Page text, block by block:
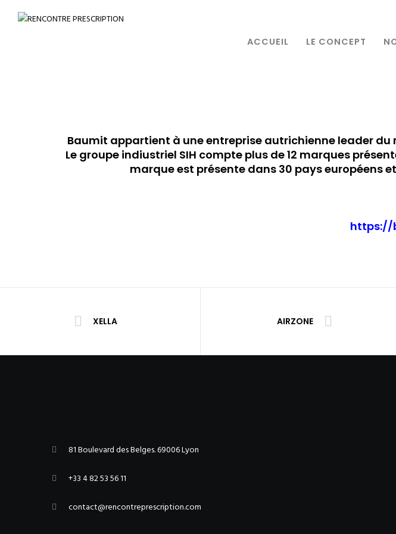
ACCUEIL LE CONCEPT
Baumit appartient à une entreprise autrichienne leader
Le groupe indiustriel SIH compte plus de 12 marques
marque est présente dans 30 pays européens
https://
XELLA AIRZONE
81 Boulevard des Belges. 69006 Lyon
+33 4 82 53 56 11
contact@rencontreprescription.com